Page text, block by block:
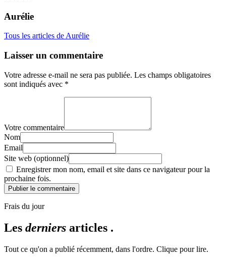
Aurélie
Tous les articles de Aurélie
Laisser un commentaire
Votre adresse e-mail ne sera pas publiée. Les champs obligatoires
sont indiqués avec *
Votre commentaire
Nom
Email
Site web (optionnel)
Enregistrer mon nom, email et site dans ce navigateur pour la
prochaine fois.
Publier le commentaire
Frais du jour
Les derniers articles .
Tout ce qu'on a publié récemment, dans l'ordre. Clique pour lire.